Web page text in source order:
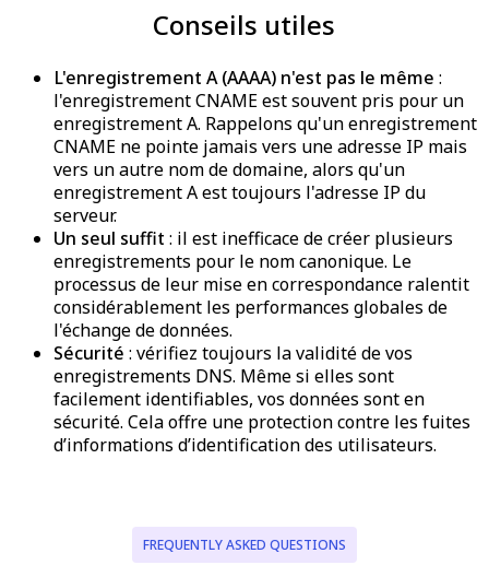
Conseils utiles
L'enregistrement A (AAAA) n'est pas le même :
l'enregistrement CNAME est souvent pris pour un
enregistrement A. Rappelons qu'un enregistrement
CNAME ne pointe jamais vers une adresse IP mais
vers un autre nom de domaine, alors qu'un
enregistrement A est toujours l'adresse IP du
serveur.
Un seul suffit : il est inefficace de créer plusieurs
enregistrements pour le nom canonique. Le
processus de leur mise en correspondance ralentit
considérablement les performances globales de
l'échange de données.
Sécurité : vérifiez toujours la validité de vos
enregistrements DNS. Même si elles sont
facilement identifiables, vos données sont en
sécurité. Cela offre une protection contre les fuites
d’informations d’identification des utilisateurs.
FREQUENTLY ASKED QUESTIONS